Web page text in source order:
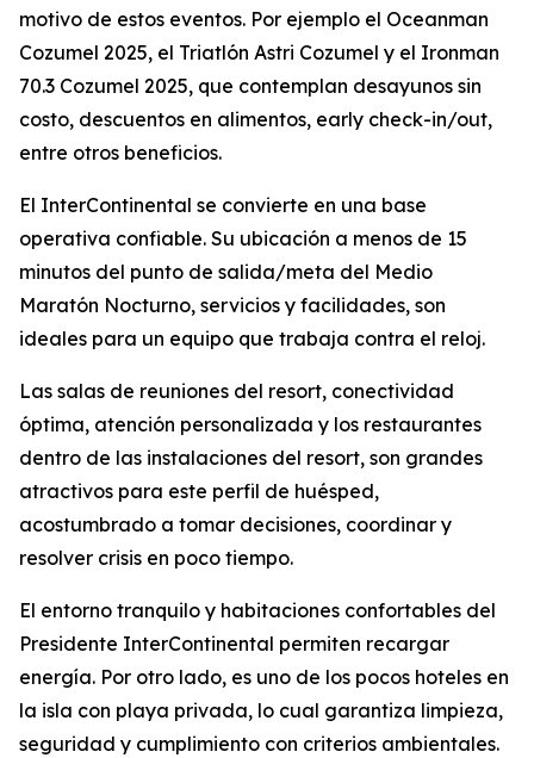
motivo de estos eventos. Por ejemplo el Oceanman
Cozumel 2025, el Triatlón Astri Cozumel y el Ironman
70.3 Cozumel 2025, que contemplan desayunos sin
costo, descuentos en alimentos, early check-in/out,
entre otros beneficios.
El InterContinental se convierte en una base
operativa confiable. Su ubicación a menos de 15
minutos del punto de salida/meta del Medio
Maratón Nocturno, servicios y facilidades, son
ideales para un equipo que trabaja contra el reloj.
Las salas de reuniones del resort, conectividad
óptima, atención personalizada y los restaurantes
dentro de las instalaciones del resort, son grandes
atractivos para este perfil de huésped,
acostumbrado a tomar decisiones, coordinar y
resolver crisis en poco tiempo.
El entorno tranquilo y habitaciones confortables del
Presidente InterContinental permiten recargar
energía. Por otro lado, es uno de los pocos hoteles en
la isla con playa privada, lo cual garantiza limpieza,
seguridad y cumplimiento con criterios ambientales.